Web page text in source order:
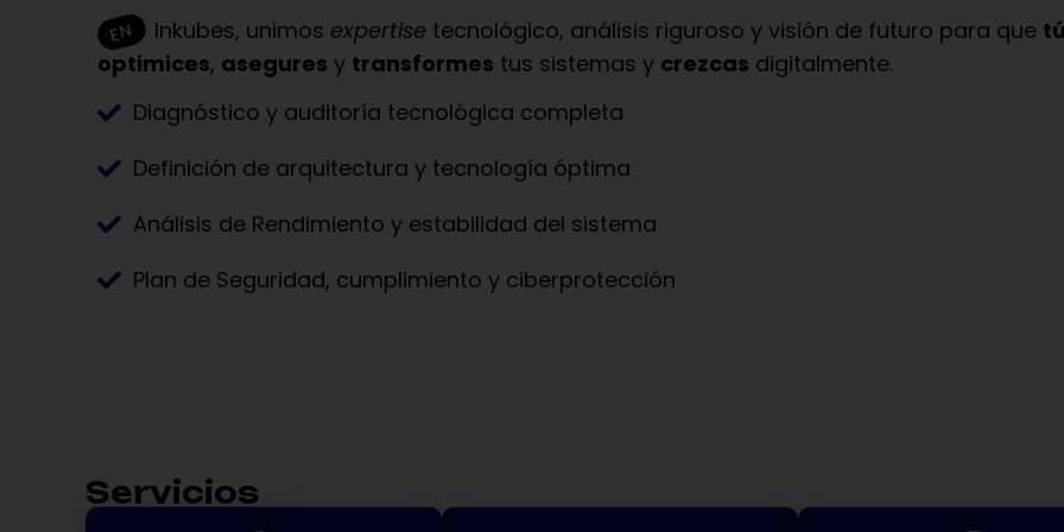
Inkubes, unimos expertise tecnológico, análisis riguroso y visión de futuro para que
optimices, asegures y transformes tus sistemas y crezcas digitalmente.
Diagnóstico y auditoría tecnológica completa
Definición de arquitectura y tecnología óptima
Análisis de Rendimiento y estabilidad del sistema
Plan de Seguridad, cumplimiento y ciberprotección
Servicios